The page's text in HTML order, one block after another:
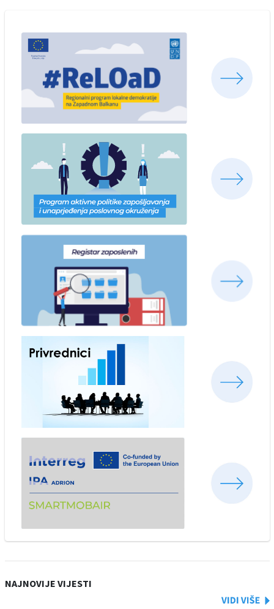
NAJNOVIJE VIJESTI